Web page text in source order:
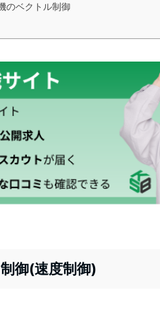
のベクトル制御
御(速度制御)